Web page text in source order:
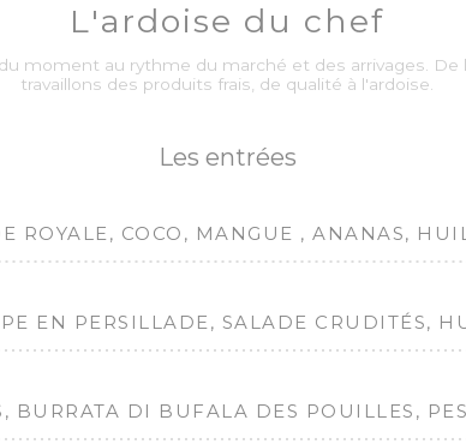
L'ardoise du chef
moment au rythme du marché et des arrivages.
travaillons des produits frais, de qualité à l'ardoise.
Les entrées
ROYALE, COCO, MANGUE , ANANAS,
EN PERSILLADE, SALADE CRUDITÉS,
BURRATA DI BUFALA DES POUILLES,